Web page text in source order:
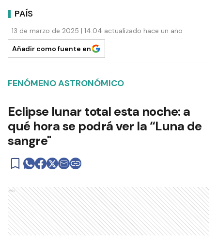
PAÍS
13 de marzo de 2025 | 14:04 actualizado hace un año
Añadir como fuente en
FENÓMENO ASTRONÓMICO
Eclipse lunar total esta noche: a
qué hora se podrá ver la “Luna de
sangre"
Ads